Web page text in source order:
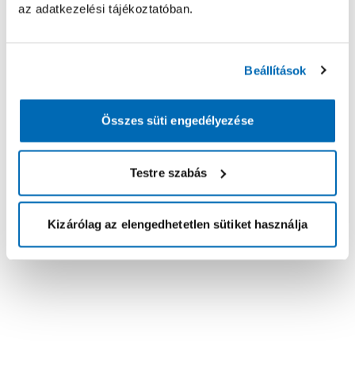
az adatkezelési tájékoztatóban.
Beállítások
Összes süti engedélyezése
Testre szabás
Kizárólag az elengedhetetlen sütiket használja